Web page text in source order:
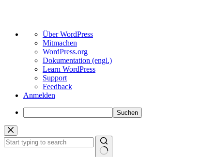
Über
WordPress
Über WordPress
Mitmachen
WordPress.org
Dokumentation (engl.)
Learn WordPress
Support
Feedback
Anmelden
Suchen
Zum
Inhalt
springen